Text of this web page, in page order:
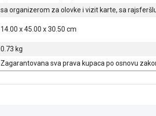
sa organizerom za olovke i vizit karte, sa
14.00 x 45.00 x 30.50 cm
0.73 kg
Zagarantovana sva prava kupaca po osnovu